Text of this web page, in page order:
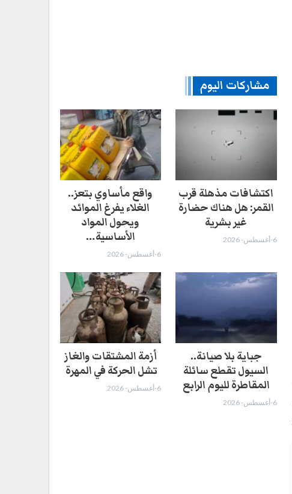
مشاركات اليوم
اكتشافات مذهلة قرب
القمر: هل هناك حضارة
غير بشرية
6-أغسطس- 2026
واقع مأساوي بتعز..
الغلاء يفرغ الموائد
ويحول المواد
الأساسية…
6-أغسطس- 2026
جباية بلا صيانة..
السيول تقطع سائلة
المقاطرة لليوم الرابع
6-أغسطس- 2026
أزمة المشتقات والغاز
تشل الحركة في المهرة ​
6-أغسطس- 2026